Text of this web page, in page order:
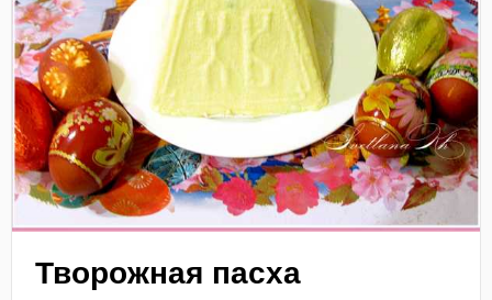
Творожная пасха